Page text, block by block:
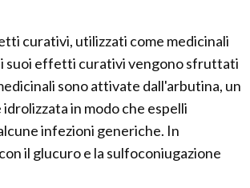
curativi, utilizzati come medicinali
i suoi effetti curativi vengono sfruttati
sono attivate dall'arbutina, un
in modo che espelli
infezioni generiche. In
il glucuro e la sulfoconiugazione